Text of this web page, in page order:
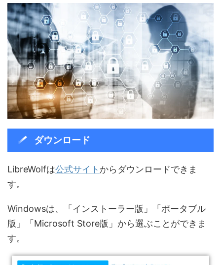
ダウンロード
LibreWolfは公式サイト からダウンロードできま
す。
Windowsは、「インストーラー版」「ポータブル
版」「Microsoft Store版」から選ぶことができま
す。